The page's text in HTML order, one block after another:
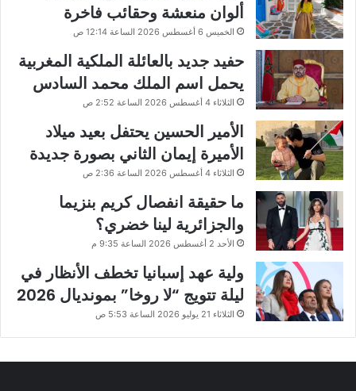
ألوان منعشة وحقائب فاخرة
الخميس 6 أغسطس 2026 الساعة 12:14 ص
حفيد جديد بالعائلة الملكية المغربية
يحمل اسم الملك محمد السادس
الثلاثاء 4 أغسطس 2026 الساعة 2:52 ص
الأمير الحسين يحتفل بعيد ميلاد
الأميرة إيمان الثاني بصورة جديدة
الثلاثاء 4 أغسطس 2026 الساعة 2:36 ص
ما حقيقة انفصال كريم بنزيما
والجزائرية لينا خضري؟
الأحد 2 أغسطس 2026 الساعة 9:35 م
ولية عهد إسبانيا تخطف الأنظار في
ليلة تتويج “لا روخا” بمونديال 2026
الثلاثاء 21 يوليو 2026 الساعة 5:53 ص